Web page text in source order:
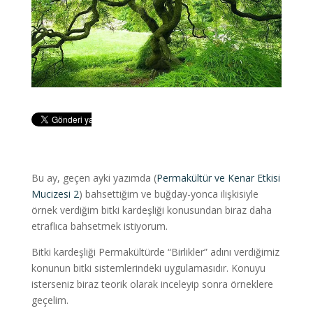
Bu ay, geçen ayki yazımda (Permakültür ve Kenar Etkisi
Mucizesi 2) bahsettiğim ve buğday-yonca ilişkisiyle
örnek verdiğim bitki kardeşliği konusundan biraz daha
etraflıca bahsetmek istiyorum.
Bitki kardeşliği Permakültürde “Birlikler” adını verdiğimiz
konunun bitki sistemlerindeki uygulamasıdır. Konuyu
isterseniz biraz teorik olarak inceleyip sonra örneklere
geçelim.